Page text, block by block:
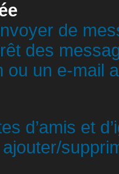
de
des
ou un e-mail
d’amis et